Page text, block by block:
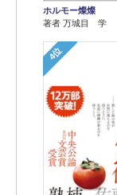
ホルモー燦燦
著者 万城目 学
4位